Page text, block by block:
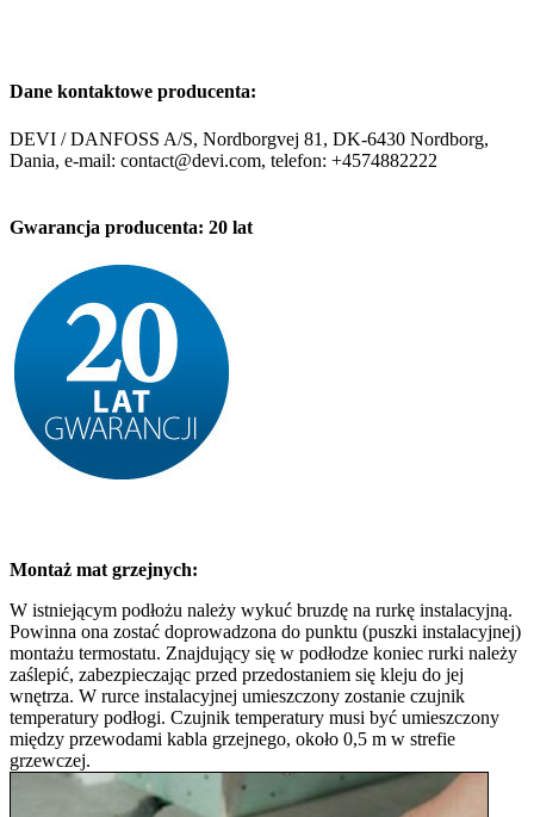
Dane kontaktowe producenta:
DEVI / DANFOSS A/S, Nordborgvej 81, DK-6430 Nordborg,
Dania, e-mail: contact@devi.com, telefon: +4574882222
Gwarancja producenta: 20 lat
Montaż mat grzejnych:
​W istniejącym podłożu należy wykuć bruzdę na rurkę instalacyjną.
Powinna ona zostać doprowadzona do punktu (puszki instalacyjnej)
montażu termostatu. Znajdujący się w podłodze koniec rurki należy
zaślepić, zabezpieczając przed przedostaniem się kleju do jej
wnętrza. W rurce instalacyjnej umieszczony zostanie czujnik
temperatury podłogi. Czujnik temperatury musi być umieszczony
między przewodami kabla grzejnego, około 0,5 m w strefie
grzewczej.